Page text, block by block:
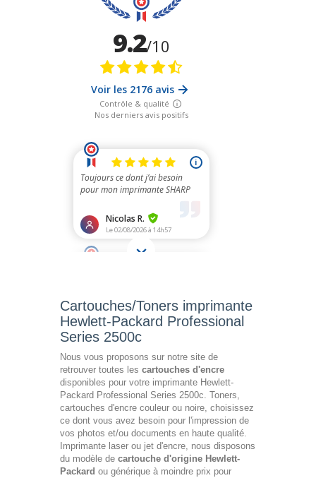
Cartouches/Toners imprimante
Hewlett-Packard Professional
Series 2500c
Nous vous proposons sur notre site de
retrouver toutes les cartouches d'encre
disponibles pour votre imprimante Hewlett-
Packard Professional Series 2500c. Toners,
cartouches d'encre couleur ou noire, choisissez
ce dont vous avez besoin pour l'impression de
vos photos et/ou documents en haute qualité.
Imprimante laser ou jet d'encre, nous disposons
du modèle de cartouche d'origine Hewlett-
Packard ou générique à moindre prix pour